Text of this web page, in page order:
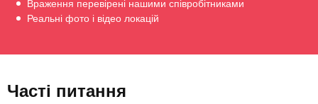
Враження перевірені нашими співробітниками
Реальні фото і відео локацій
Часті питання